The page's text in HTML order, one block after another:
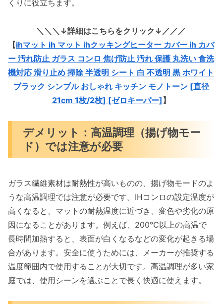
くりに役立ちます。
＼＼＼↓詳細はこちらをクリック↓／／／
【ihマット ih マット ihクッキングヒーター カバー ih カバ
ー 汚れ防止 ガラス コンロ 焦げ防止 汚れ 保護 丸洗い 食洗
機対応 滑り止め 掃除 半透明 シート 白 不透明 黒 ホワイト
ブラック シンプル おしゃれ キッチン モノトーン [直径
21cm 1枚/2枚] [ゼロキーパー] 】
デメリット：高温調理（揚げ物モー
ド）では注意が必要
ガラス繊維素材は耐熱性が高いものの、揚げ物モードのよ
うな高温調理では注意が必要です。IHコンロの設定温度が
高くなると、マットの耐熱温度に近づき、変色や劣化の原
因になることがあります。例えば、200℃以上の高温で
長時間加熱すると、表面が白くなるなどの変化が起きる場
合があります。安全に使うためには、メーカーが推奨する
温度範囲内で使用することが大切です。高温調理が多い家
庭では、使用シーンを選ぶことで長く快適に使えます。